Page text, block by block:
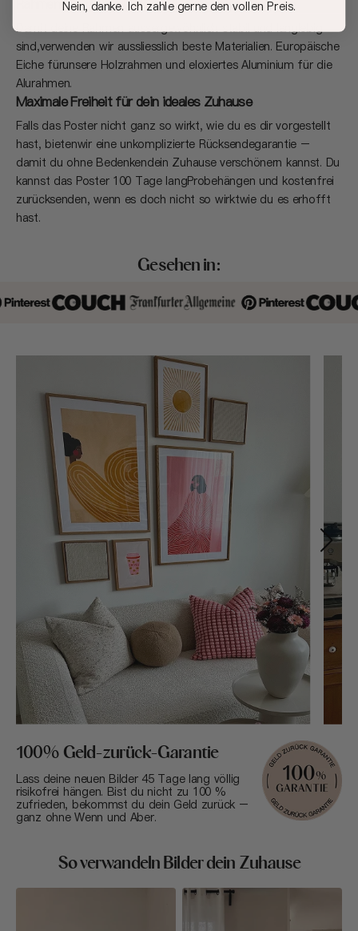
Rahmen, die dich auf deiner (Deko) Reise begleiten
Damit deine Rahmen aussergewöhnlich stabil und langlebig
sind,verwenden wir aussliesslich beste Materialien. Europäische
Eiche fürunsere Holzrahmen und eloxiertes Aluminium für die
Alurahmen.
Maximale Freiheit für dein ideales Zuhause
Falls das Poster nicht ganz so wirkt, wie du es dir vorgestellt
hast, bietenwir eine unkomplizierte Rücksendegarantie –
damit du ohne Bedenkendein Zuhause verschönern kannst. Du
kannst das Poster 100 Tage langProbehängen und kostenfrei
zurücksenden, wenn es doch nicht so wirktwie du es erhofft
hast.
Gesehen in:
100% Geld-zurück-Garantie
Lass deine neuen Bilder 45 Tage lang völlig
risikofrei hängen. Bist du nicht zu 100 %
zufrieden, bekommst du dein Geld zurück –
ganz ohne Wenn und Aber.
So verwandeln Bilder dein Zuhause
Nein, danke. Ich zahle gerne den vollen Preis.